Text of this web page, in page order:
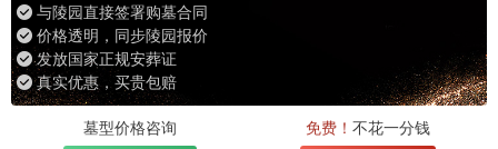
与陵园直接签署购墓合同
价格透明，同步陵园报价
发放国家正规安葬证
真实优惠，买贵包赔
墓型价格咨询 免费！ 不花一分钱